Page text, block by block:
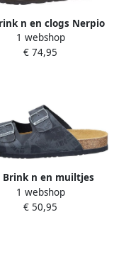
n en clogs Nerpio
1 webshop
€ 74,95
Brink n en muiltjes
Bonillo
1 webshop
€ 50,95